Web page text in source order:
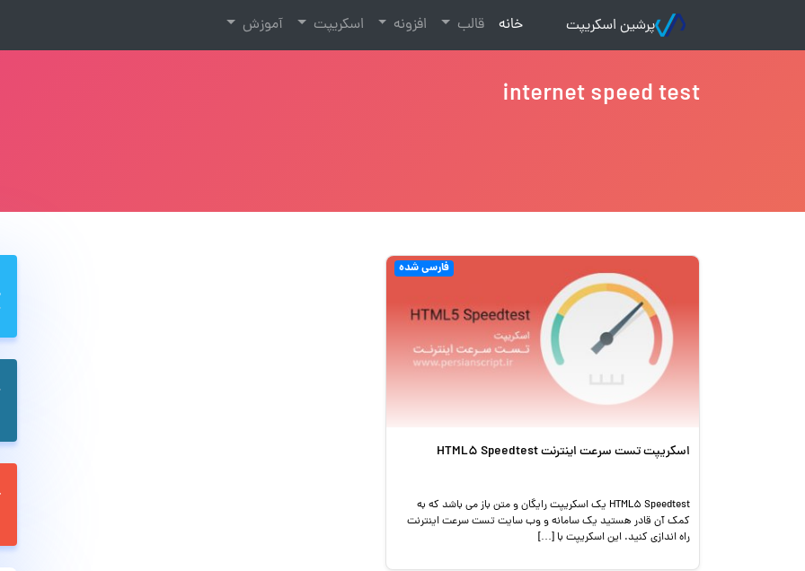
پرشین اسکریپت خانه
(current) قالب افزونه اسکریپت آموزش
internet speed test
فارسی شده
اسکریپت تست سرعت اینترنت HTML5 Speedtest
HTML5 Speedtest یک اسکریپت رایگان و متن باز می باشد که به
کمک آن قادر هستید یک سامانه و وب سایت تست سرعت اینترنت
راه اندازی کنید. این اسکریپت با […]